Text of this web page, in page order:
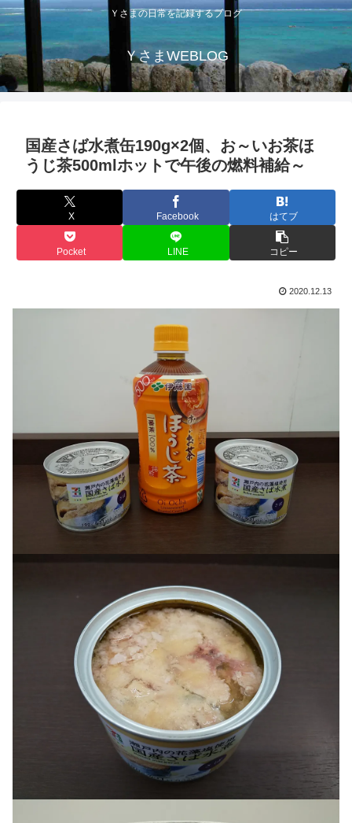
Ｙさまの日常を記録するブログ
ＹさまWEBLOG
国産さば水煮缶190g×2個、お～いお茶ほ
うじ茶500mlホットで午後の燃料補給～
X Facebook はてブ
Pocket LINE コピー
2020.12.13